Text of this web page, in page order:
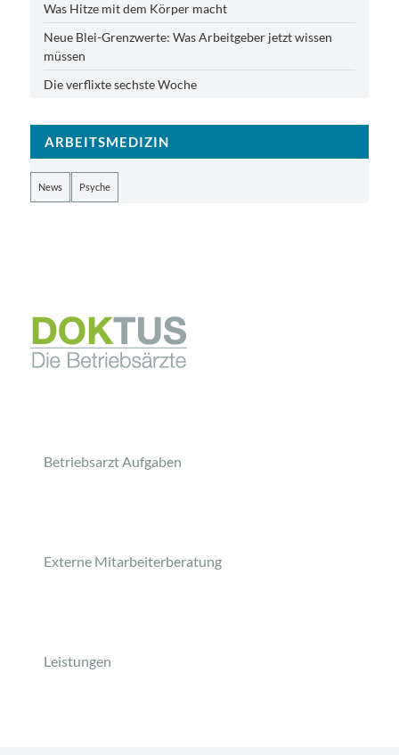
Was Hitze mit dem Körper macht
Neue Blei-Grenzwerte: Was Arbeitgeber jetzt wissen
müssen
Die verflixte sechste Woche
ARBEITSMEDIZIN
News Psyche
Betriebsarzt Aufgaben
Externe Mitarbeiterberatung
Leistungen